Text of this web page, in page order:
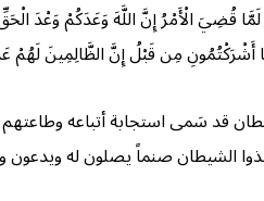
قُضِيَ الْأَمْرُ إِنَّ اللَّهَ وَعَدَكُمْ وَعْدَ
مِن قَبْلُ إِنَّ الظَّالِمِينَ لَهُمْ
قد سَمى استجابة أتباعه
الشيطان صنماً يصلون له ويدعون